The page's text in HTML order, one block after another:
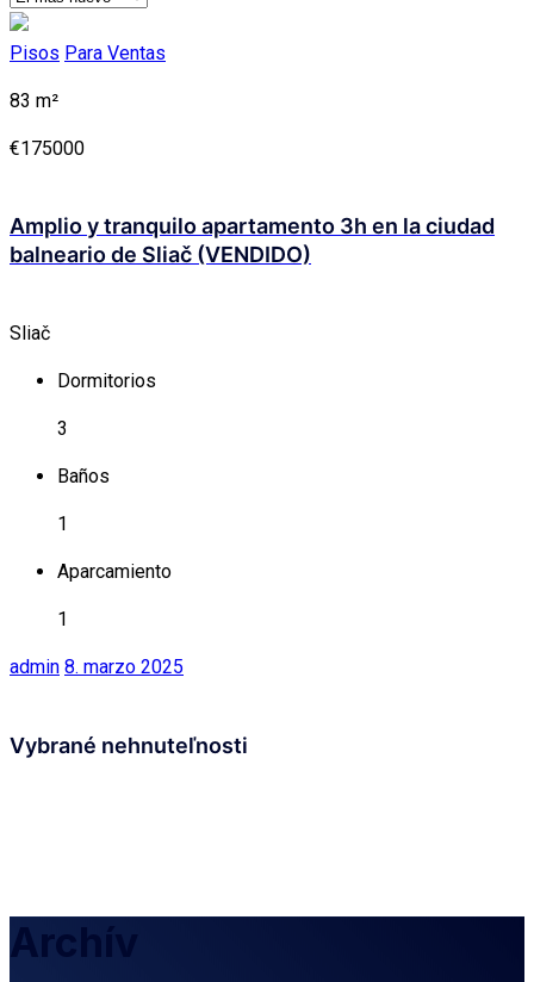
Pisos Para Ventas
83 m²
€175000
Amplio y tranquilo apartamento 3h en la ciudad
balneario de Sliač (VENDIDO)
Sliač
Dormitorios
3
Baños
1
Aparcamiento
1
admin 8. marzo 2025
Vybrané nehnuteľnosti
Archív